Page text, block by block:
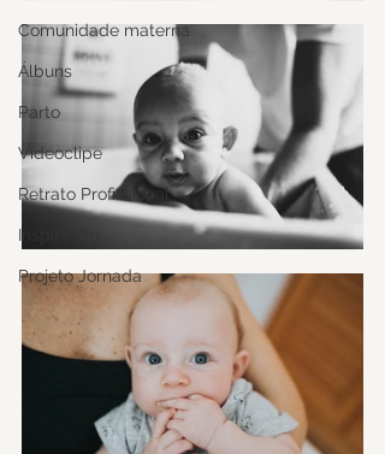
Comunidade materna
Álbuns
Parto
Videoclipe
Retrato Profissional
Inspiração
Projeto Jornada